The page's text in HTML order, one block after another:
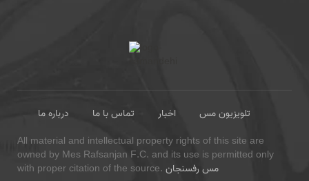
درباره ما تماس با ما اخبار
تلویزیون مس
All material and intellectual property rights of this site are
owned by Mes Rafsanjan F.C. and its use is permitted only
with proper citation of the source. مس رفسنجان